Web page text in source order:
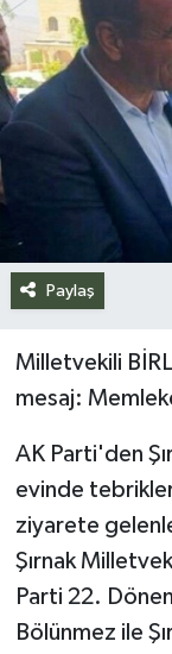
Paylaş
Milletvekili
mesaj:
AK Parti'den
evinde
ziyarete
Şırnak
Parti 22.
Bölünmez ile
Eğitim
Kültür -
Siyaset
Spor
Teknoloji
Yazarlar
Son
Haber Arşivi